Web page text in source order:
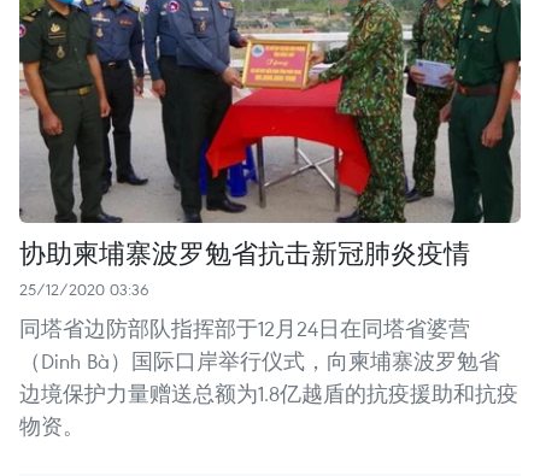
协助柬埔寨波罗勉省抗击新冠肺炎疫情
25/12/2020 03:36
同塔省边防部队指挥部于12月24日在同塔省婆营
（Dinh Bà）国际口岸举行仪式，向柬埔寨波罗勉省
边境保护力量赠送总额为1.8亿越盾的抗疫援助和抗疫
物资。